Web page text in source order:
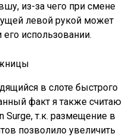
из-за чего при смене
левой рукой может
использовании.
в слоте быстрого
факт я также считаю
Surge, т.к. размещение в
позволило увеличить